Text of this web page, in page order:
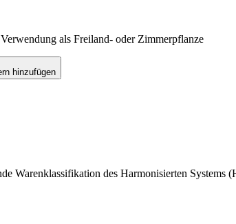
als Freiland- oder Zimmerpflanze
hinzufügen
Warenklassifikation des Harmonisierten